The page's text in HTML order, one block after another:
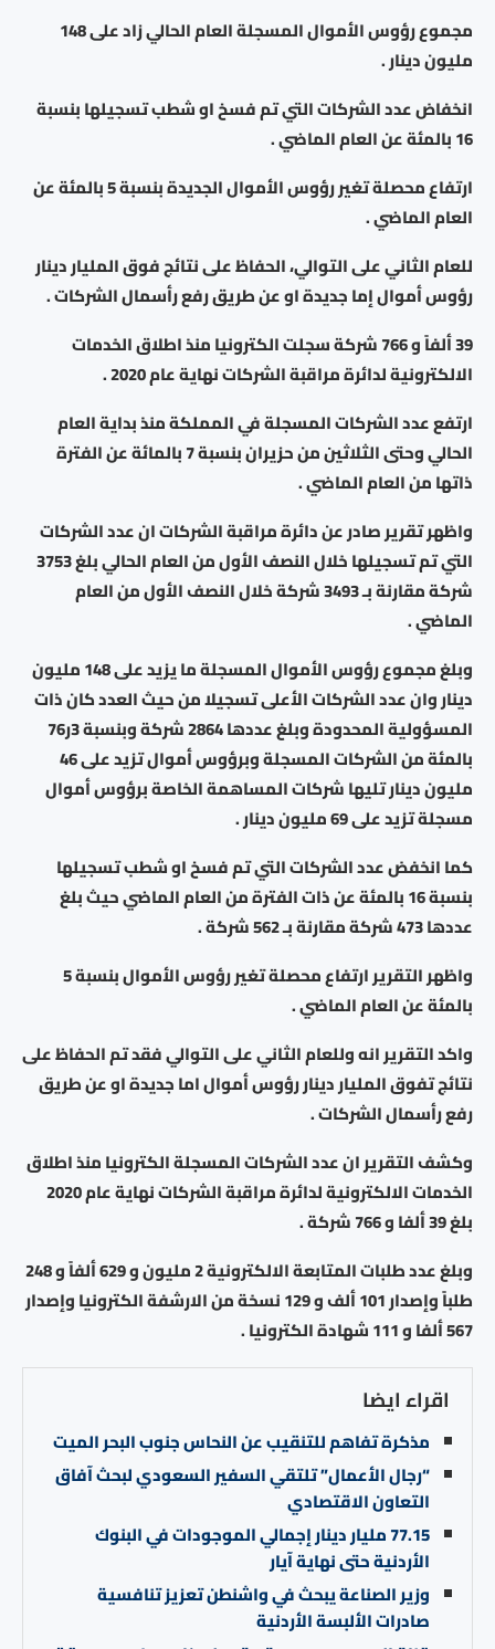
مجموع رؤوس الأموال المسجلة العام الحالي زاد على 148
مليون دينار .
انخفاض عدد الشركات التي تم فسخ او شطب تسجيلها بنسبة
16 بالمئة عن العام الماضي .
ارتفاع محصلة تغير رؤوس الأموال الجديدة بنسبة 5 بالمئة عن
العام الماضي .
للعام الثاني على التوالي، الحفاظ على نتائج فوق المليار دينار
رؤوس أموال إما جديدة او عن طريق رفع رأسمال الشركات .
39 ألفاً و 766 شركة سجلت الكترونيا منذ اطلاق الخدمات
الالكترونية لدائرة مراقبة الشركات نهاية عام 2020 .
ارتفع عدد الشركات المسجلة في المملكة منذ بداية العام
الحالي وحتى الثلاثين من حزيران بنسبة 7 بالمائة عن الفترة
ذاتها من العام الماضي .
واظهر تقرير صادر عن دائرة مراقبة الشركات ان عدد الشركات
التي تم تسجيلها خلال النصف الأول من العام الحالي بلغ 3753
شركة مقارنة بـ 3493 شركة خلال النصف الأول من العام
الماضي .
وبلغ مجموع رؤوس الأموال المسجلة ما يزيد على 148 مليون
دينار وان عدد الشركات الأعلى تسجيلا من حيث العدد كان ذات
المسؤولية المحدودة وبلغ عددها 2864 شركة وبنسبة 3ر76
بالمئة من الشركات المسجلة وبرؤوس أموال تزيد على 46
مليون دينار تليها شركات المساهمة الخاصة برؤوس أموال
مسجلة تزيد على 69 مليون دينار .
كما انخفض عدد الشركات التي تم فسخ او شطب تسجيلها
بنسبة 16 بالمئة عن ذات الفترة من العام الماضي حيث بلغ
عددها 473 شركة مقارنة بـ 562 شركة .
واظهر التقرير ارتفاع محصلة تغير رؤوس الأموال بنسبة 5
بالمئة عن العام الماضي .
واكد التقرير انه وللعام الثاني على التوالي فقد تم الحفاظ على
نتائج تفوق المليار دينار رؤوس أموال اما جديدة او عن طريق
رفع رأسمال الشركات .
وكشف التقرير ان عدد الشركات المسجلة الكترونيا منذ اطلاق
الخدمات الالكترونية لدائرة مراقبة الشركات نهاية عام 2020
بلغ 39 ألفا و 766 شركة .
وبلغ عدد طلبات المتابعة الالكترونية 2 مليون و 629 ألفاً و 248
طلباً وإصدار 101 ألف و 129 نسخة من الارشفة الكترونيا وإصدار
567 ألفا و 111 شهادة الكترونيا .
اقراء ايضا
مذكرة تفاهم للتنقيب عن النحاس جنوب البحر الميت
“رجال الأعمال” تلتقي السفير السعودي لبحث آفاق
التعاون الاقتصادي
77.15 مليار دينار إجمالي الموجودات في البنوك
الأردنية حتى نهاية آيار
وزير الصناعة يبحث في واشنطن تعزيز تنافسية
صادرات الألبسة الأردنية